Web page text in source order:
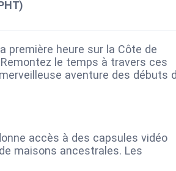
première heure sur la Côte de
le temps à travers ces
aventure des débuts
accès à des capsules vidéo
maisons ancestrales. Les